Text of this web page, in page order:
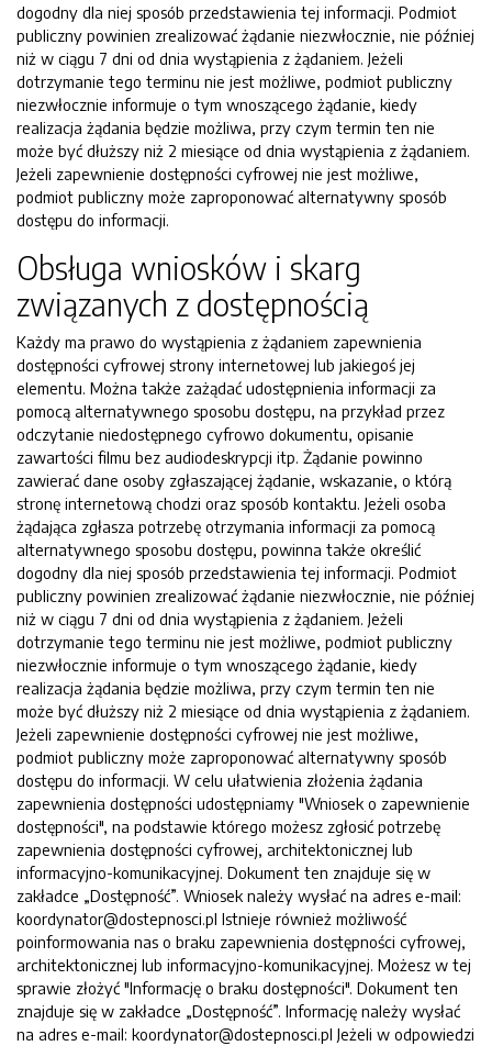
dogodny dla niej sposób przedstawienia tej informacji. Podmiot
publiczny powinien zrealizować żądanie niezwłocznie, nie później
niż w ciągu 7 dni od dnia wystąpienia z żądaniem. Jeżeli
dotrzymanie tego terminu nie jest możliwe, podmiot publiczny
niezwłocznie informuje o tym wnoszącego żądanie, kiedy
realizacja żądania będzie możliwa, przy czym termin ten nie
może być dłuższy niż 2 miesiące od dnia wystąpienia z żądaniem.
Jeżeli zapewnienie dostępności cyfrowej nie jest możliwe,
podmiot publiczny może zaproponować alternatywny sposób
dostępu do informacji.
Obsługa wniosków i skarg
związanych z dostępnością
Każdy ma prawo do wystąpienia z żądaniem zapewnienia
dostępności cyfrowej strony internetowej lub jakiegoś jej
elementu. Można także zażądać udostępnienia informacji za
pomocą alternatywnego sposobu dostępu, na przykład przez
odczytanie niedostępnego cyfrowo dokumentu, opisanie
zawartości filmu bez audiodeskrypcji itp. Żądanie powinno
zawierać dane osoby zgłaszającej żądanie, wskazanie, o którą
stronę internetową chodzi oraz sposób kontaktu. Jeżeli osoba
żądająca zgłasza potrzebę otrzymania informacji za pomocą
alternatywnego sposobu dostępu, powinna także określić
dogodny dla niej sposób przedstawienia tej informacji. Podmiot
publiczny powinien zrealizować żądanie niezwłocznie, nie później
niż w ciągu 7 dni od dnia wystąpienia z żądaniem. Jeżeli
dotrzymanie tego terminu nie jest możliwe, podmiot publiczny
niezwłocznie informuje o tym wnoszącego żądanie, kiedy
realizacja żądania będzie możliwa, przy czym termin ten nie
może być dłuższy niż 2 miesiące od dnia wystąpienia z żądaniem.
Jeżeli zapewnienie dostępności cyfrowej nie jest możliwe,
podmiot publiczny może zaproponować alternatywny sposób
dostępu do informacji. W celu ułatwienia złożenia żądania
zapewnienia dostępności udostępniamy "Wniosek o zapewnienie
dostępności", na podstawie którego możesz zgłosić potrzebę
zapewnienia dostępności cyfrowej, architektonicznej lub
informacyjno-komunikacyjnej. Dokument ten znajduje się w
zakładce „Dostępność”. Wniosek należy wysłać na adres e-mail:
koordynator@dostepnosci.pl Istnieje również możliwość
poinformowania nas o braku zapewnienia dostępności cyfrowej,
architektonicznej lub informacyjno-komunikacyjnej. Możesz w tej
sprawie złożyć "Informację o braku dostępności". Dokument ten
znajduje się w zakładce „Dostępność”. Informację należy wysłać
na adres e-mail: koordynator@dostepnosci.pl Jeżeli w odpowiedzi